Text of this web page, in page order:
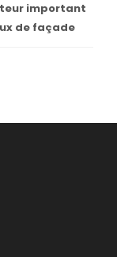
important
de façade